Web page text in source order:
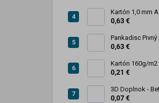
Kartón 1,0 mm
0,63 €
Pankadisc
1mm 420g
0,63 €
Kartón 160g/m2
biely povrch
0,21 €
3D Doplnok -
zábrana 1ks
0,07 €